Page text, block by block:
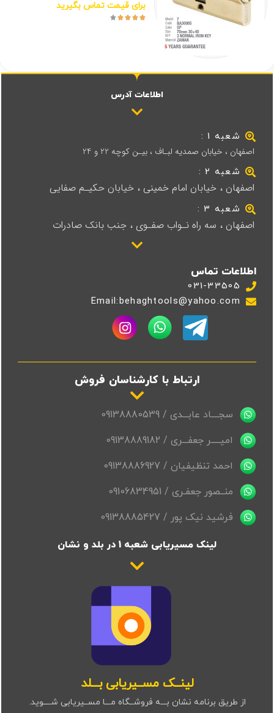
برای قیمت تماس بگیرید





اطلاعات آدرس
شعبه 1 :
اصفهان ، خیابان صمدیه لبـاف ، بیـن کوچه 22 و 24
شعبه 2 :
اصفهان ، خیابان امام خمینی ، خیابان حکیـم صفایی
شعبه 3 :
اصفهان ، سه راه نـواب صفـوی ، جنب بانک صادرات
اطلاعات تماس
031-33505
Email:behaghtools@yahoo.com
ارتباط با کارشناسان فروش
سجــــاد عابـــدی / 09138880539
امیـــــر جعفـــری / 09138889182
احمد تنظیفیان / 09138886927
منــصور جعفـری / 09106834951
فرشید نیک پور / 09138885427
لینک مسیریابی شعبه 1 در بلد و نشان
لینــک مســیریابی بـــلد
از طریق برنامه نشان بـــه فروشــگاه مـــا مســیریابی شــــوید.